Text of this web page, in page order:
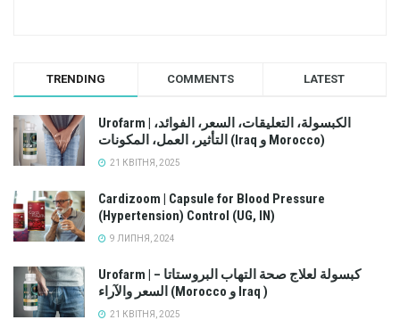
TRENDING COMMENTS LATEST
Urofarm | الكبسولة، التعليقات، السعر، الفوائد،
التأثير، العمل، المكونات (Iraq و Morocco)
21 КВІТНЯ, 2025
Cardizoom | Capsule for Blood Pressure
(Hypertension) Control (UG, IN)
9 ЛИПНЯ, 2024
Urofarm | كبسولة لعلاج صحة التهاب البروستاتا –
السعر والآراء (Morocco و Iraq )
21 КВІТНЯ, 2025